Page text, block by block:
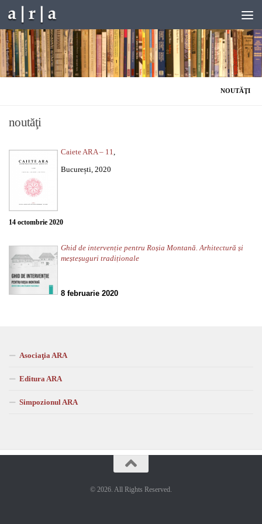
Skip to content
NOUTĂŢI
noutăţi
Caiete ARA – 11,
București, 2020
14 octombrie 2020
Ghid de intervenție pentru Roșia Montană. Arhitectură și
meșteșuguri tradiționale
8 februarie 2020
Asociaţia ARA
Editura ARA
Simpozionul ARA
© 2026. All Rights Reserved.